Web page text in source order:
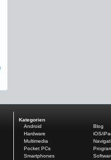
Kategorien
Android
Blog
Hardware
iOS/
Multimedia
Pocket PCs
Smartphones